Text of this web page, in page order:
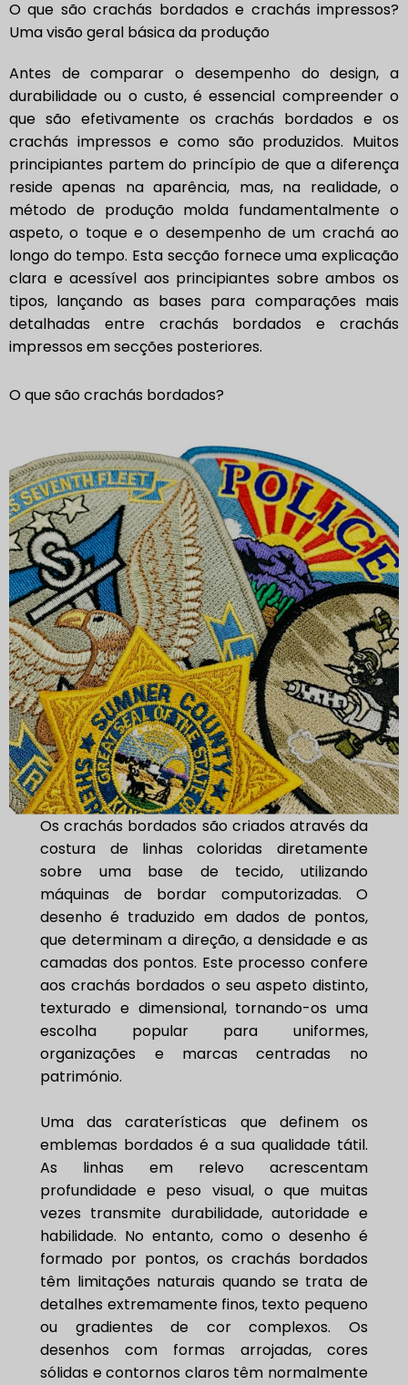
O que são crachás bordados e crachás impressos?
Uma visão geral básica da produção
Antes de comparar o desempenho do design, a
durabilidade ou o custo, é essencial compreender o
que são efetivamente os crachás bordados e os
crachás impressos e como são produzidos. Muitos
principiantes partem do princípio de que a diferença
reside apenas na aparência, mas, na realidade, o
método de produção molda fundamentalmente o
aspeto, o toque e o desempenho de um crachá ao
longo do tempo. Esta secção fornece uma explicação
clara e acessível aos principiantes sobre ambos os
tipos, lançando as bases para comparações mais
detalhadas entre crachás bordados e crachás
impressos em secções posteriores.
O que são crachás bordados?
Os crachás bordados são criados através da
costura de linhas coloridas diretamente
sobre uma base de tecido, utilizando
máquinas de bordar computorizadas. O
desenho é traduzido em dados de pontos,
que determinam a direção, a densidade e as
camadas dos pontos. Este processo confere
aos crachás bordados o seu aspeto distinto,
texturado e dimensional, tornando-os uma
escolha popular para uniformes,
organizações e marcas centradas no
património.
Uma das caraterísticas que definem os
emblemas bordados é a sua qualidade tátil.
As linhas em relevo acrescentam
profundidade e peso visual, o que muitas
vezes transmite durabilidade, autoridade e
habilidade. No entanto, como o desenho é
formado por pontos, os crachás bordados
têm limitações naturais quando se trata de
detalhes extremamente finos, texto pequeno
ou gradientes de cor complexos. Os
desenhos com formas arrojadas, cores
sólidas e contornos claros têm normalmente